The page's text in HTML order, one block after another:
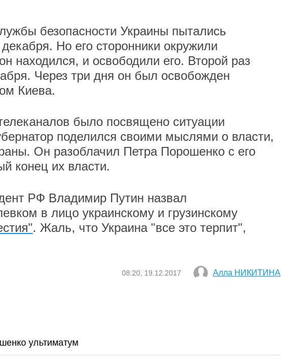
безопасности Украины пытались
Но его сторонники окружили
находился, и освободили его. Второй раз
Через три дня он был освобожден
Киева.
было посвящено ситуации
поделился своими мыслями о власти,
Он разоблачил Петра Порошенко с его
конец их власти.
РФ Владимир Путин назвал
в лицо украинскому и грузинскому
. Жаль, что Украина "все это терпит",
08:20, 19.12.2017 Алла НИКИТИНА
ультиматум